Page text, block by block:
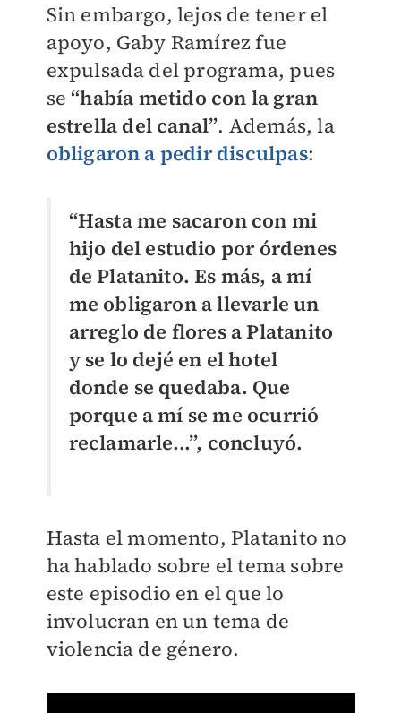
Sin embargo, lejos de tener el
apoyo, Gaby Ramírez fue
expulsada del programa, pues
se“había metido con la gran
estrella del canal”. Además, la
obligaron a pedir disculpas:
“Hasta me sacaron con mi
hijo del estudio por órdenes
de Platanito. Es más, a mí
me obligaron a llevarle un
arreglo de flores a Platanito
y se lo dejé en el hotel
donde se quedaba. Que
porque a mí se me ocurrió
reclamarle...”, concluyó.
Hasta el momento, Platanito no
ha hablado sobre el tema sobre
este episodio en el que lo
involucran en un tema de
violencia de género.